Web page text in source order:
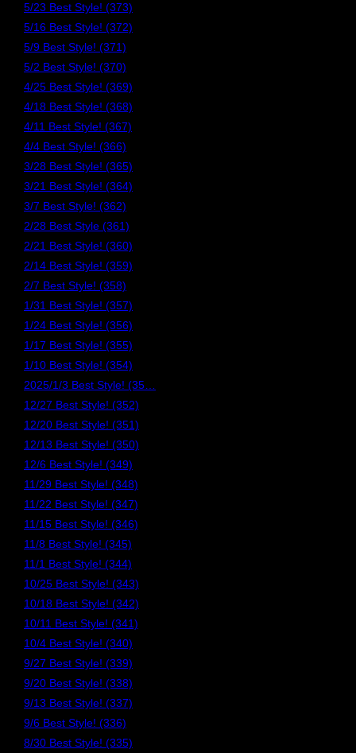
5/23 Best Style! (373)
5/16 Best Style! (372)
5/9 Best Style! (371)
5/2 Best Style! (370)
4/25 Best Style! (369)
4/18 Best Style! (368)
4/11 Best Style! (367)
4/4 Best Style! (366)
3/28 Best Style! (365)
3/21 Best Style! (364)
3/7 Best Style! (362)
2/28 Best Style (361)
2/21 Best Style! (360)
2/14 Best Style! (359)
2/7 Best Style! (358)
1/31 Best Style! (357)
1/24 Best Style! (356)
1/17 Best Style! (355)
1/10 Best Style! (354)
2025/1/3 Best Style! (35…
12/27 Best Style! (352)
12/20 Best Style! (351)
12/13 Best Style! (350)
12/6 Best Style! (349)
11/29 Best Style! (348)
11/22 Best Style! (347)
11/15 Best Style! (346)
11/8 Best Style! (345)
11/1 Best Style! (344)
10/25 Best Style! (343)
10/18 Best Style! (342)
10/11 Best Style! (341)
10/4 Best Style! (340)
9/27 Best Style! (339)
9/20 Best Style! (338)
9/13 Best Style! (337)
9/6 Best Style! (336)
8/30 Best Style! (335)